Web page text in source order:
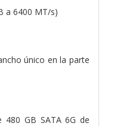
a 6400 MT/s)
único en la parte
480 GB SATA 6G de